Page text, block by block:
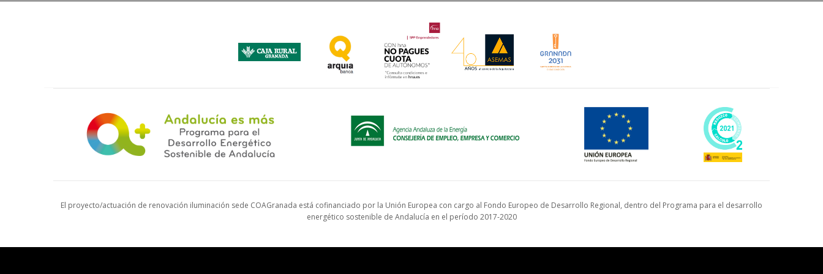
El proyecto/actuación de renovación iluminación sede COAGranada está cofinanciado por la Unión Europea con cargo al Fondo Europeo de Desarrollo Regional, dentro del Programa para el desarrollo
energético sostenible de Andalucía en el período 2017-2020